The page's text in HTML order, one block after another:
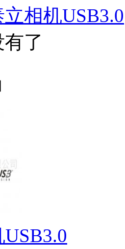
立相机USB3.0
了